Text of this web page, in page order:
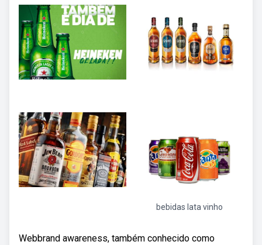
bebidas lata vinho
Webbrand awareness, também conhecido como